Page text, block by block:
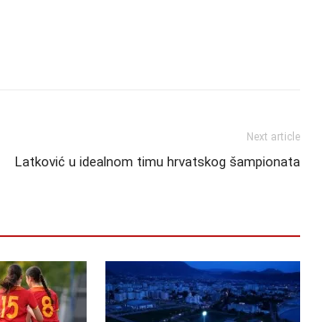
Next article
Latković u idealnom timu hrvatskog šampionata